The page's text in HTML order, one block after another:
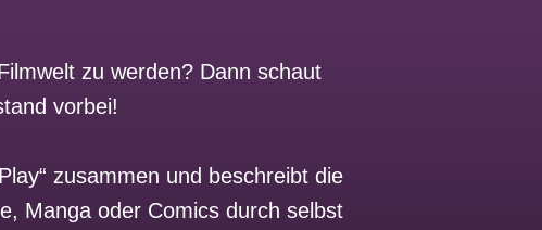
zu werden? Dann schaut
vorbei!
zusammen und beschreibt die
Manga oder Comics durch selbst